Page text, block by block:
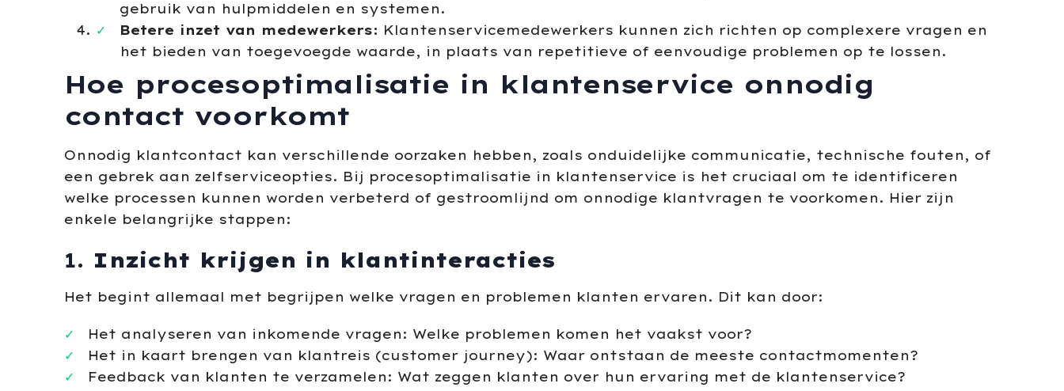
gebruik van hulpmiddelen en systemen.
Betere inzet van medewerkers: Klantenservicemedewerkers kunnen zich richten op complexere vragen en
het bieden van toegevoegde waarde, in plaats van repetitieve of eenvoudige problemen op te lossen.
Hoe procesoptimalisatie in klantenservice onnodig
contact voorkomt
Onnodig klantcontact kan verschillende oorzaken hebben, zoals onduidelijke communicatie, technische fouten, of
een gebrek aan zelfserviceopties. Bij procesoptimalisatie in klantenservice is het cruciaal om te identificeren
welke processen kunnen worden verbeterd of gestroomlijnd om onnodige klantvragen te voorkomen. Hier zijn
enkele belangrijke stappen:
1. Inzicht krijgen in klantinteracties
Het begint allemaal met begrijpen welke vragen en problemen klanten ervaren. Dit kan door:
Het analyseren van inkomende vragen: Welke problemen komen het vaakst voor?
Het in kaart brengen van klantreis (customer journey): Waar ontstaan de meeste contactmomenten?
Feedback van klanten te verzamelen: Wat zeggen klanten over hun ervaring met de klantenservice?